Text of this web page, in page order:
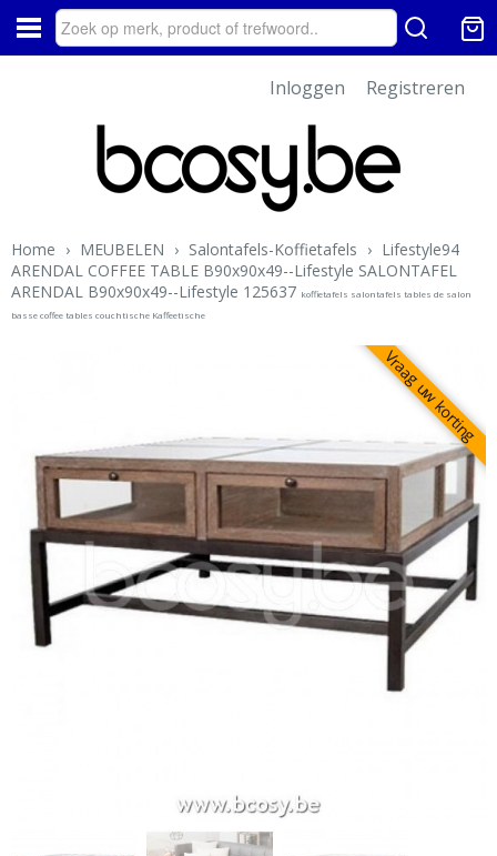
Inloggen Registreren
Home › MEUBELEN › Salontafels-Koffietafels › Lifestyle94
ARENDAL COFFEE TABLE B90x90x49--Lifestyle SALONTAFEL
ARENDAL B90x90x49--Lifestyle 125637 koffietafels salontafels tables de salon
basse coffee tables couchtische Kaffeetische
Vraag uw korting